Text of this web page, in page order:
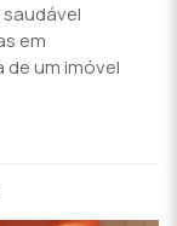
em
um imóvel